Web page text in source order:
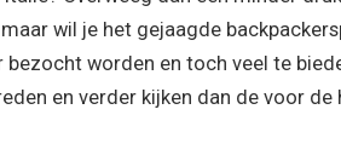
wil je het gejaagde
worden en toch veel te
en verder kijken dan de voor de